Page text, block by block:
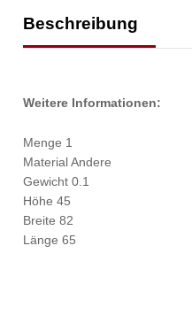
Beschreibung
Weitere Informationen:
Menge 1
Material Andere
Gewicht 0.1
Höhe 45
Breite 82
Länge 65